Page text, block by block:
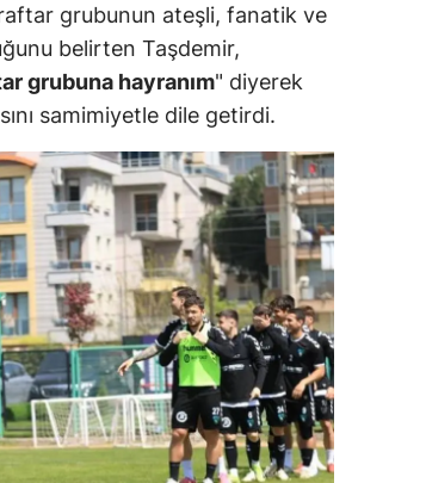
grubunun ateşli, fanatik ve
belirten Taşdemir,
grubuna hayranım" diyerek
samimiyetle dile getirdi.